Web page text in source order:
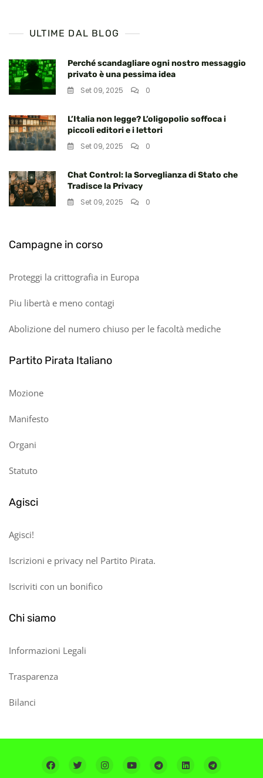
ULTIME DAL BLOG
Perché scandagliare ogni nostro messaggio
privato è una pessima idea
Set 09, 2025
0
L’Italia non legge? L’oligopolio soffoca i
piccoli editori e i lettori
Set 09, 2025
0
Chat Control: la Sorveglianza di Stato che
Tradisce la Privacy
Set 09, 2025
0
Campagne in corso
Proteggi la crittografia in Europa
Piu libertà e meno contagi
Abolizione del numero chiuso per le facoltà mediche
Partito Pirata Italiano
Mozione
Manifesto
Organi
Statuto
Agisci
Agisci!
Iscrizioni e privacy nel Partito Pirata.
Iscriviti con un bonifico
Chi siamo
Informazioni Legali
Trasparenza
Bilanci